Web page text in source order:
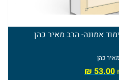
אמונה- הרב מאיר כהן
כהן
53.00
₪